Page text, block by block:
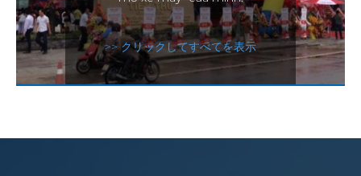
>> クリックしてすべてを表示